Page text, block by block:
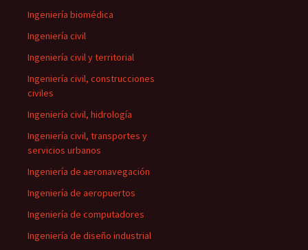
Ingeniería biomédica
Ingeniería civil
Ingeniería civil y territorial
Ingeniería civil, construcciones
civiles
Ingeniería civil, hidrología
Ingeniería civil, transportes y
servicios urbanos
Ingeniería de aeronavegación
Ingeniería de aeropuertos
Ingeniería de computadores
Ingeniería de diseño industrial